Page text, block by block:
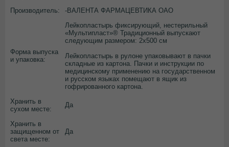
Производитель: -ВАЛЕНТА ФАРМАЦЕВТИКА ОАО
Форма выпуска
и упаковка:
Лейкопластырь фиксирующий, нестерильный
«Мультипласт»® Традиционный выпускают
следующим размером: 2х500 см
Лейкопластырь в рулоне упаковывают в пачки
складные из картона. Пачки и инструкции по
медицинскому применению на государственном
и русском языках помещают в ящик из
гофрированного картона.
Хранить в
сухом месте:
Да
Хранить в
защищенном от
света месте:
Да